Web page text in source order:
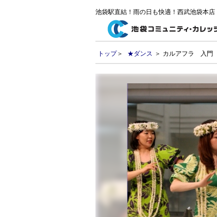
池袋駅直結！雨の日も快適！西武池袋本店
トップ＞ ★ダンス ＞ カルアフラ 入門